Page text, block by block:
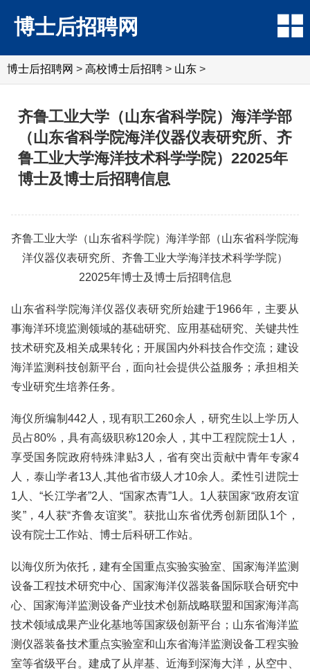
博士后招聘网
博士后招聘网 > 高校博士后招聘 > 山东 >
齐鲁工业大学（山东省科学院）海洋学部
（山东省科学院海洋仪器仪表研究所、齐
鲁工业大学海洋技术科学学院）22025年
博士及博士后招聘信息
齐鲁工业大学（山东省科学院）海洋学部（山东省科学院海
洋仪器仪表研究所、齐鲁工业大学海洋技术科学学院）
22025年博士及博士后招聘信息
山东省科学院海洋仪器仪表研究所始建于1966年，主要从
事海洋环境监测领域的基础研究、应用基础研究、关键共性
技术研究及相关成果转化；开展国内外科技合作交流；建设
海洋监测科技创新平台，面向社会提供公益服务；承担相关
专业研究生培养任务。
海仪所编制442人，现有职工260余人，研究生以上学历人
员占80%，具有高级职称120余人，其中工程院院士1人，
享受国务院政府特殊津贴3人，省有突出贡献中青年专家4
人，泰山学者13人,其他省市级人才10余人。柔性引进院士
1人、“长江学者”2人、“国家杰青”1人。1人获国家“政府友谊
奖”，4人获“齐鲁友谊奖”。获批山东省优秀创新团队1个，
设有院士工作站、博士后科研工作站。
以海仪所为依托，建有全国重点实验实验室、国家海洋监测
设备工程技术研究中心、国家海洋仪器装备国际联合研究中
心、国家海洋监测设备产业技术创新战略联盟和国家海洋高
技术领域成果产业化基地等国家级创新平台；山东省海洋监
测仪器装备技术重点实验室和山东省海洋监测设备工程实验
室等省级平台。建成了从岸基、近海到深海大洋，从空中、